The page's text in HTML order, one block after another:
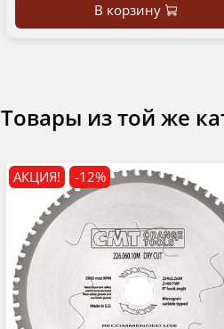
В корзину
Товары из той же
АКЦИЯ! -12%